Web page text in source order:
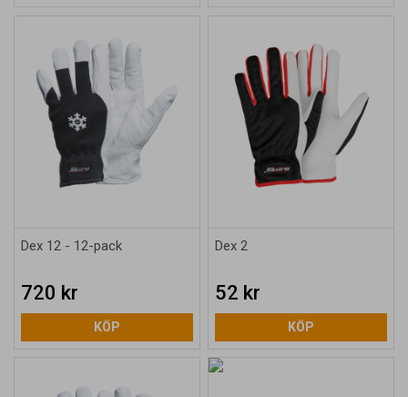
Dex 12 - 12-pack
720 kr
KÖP
Dex 2
52 kr
KÖP